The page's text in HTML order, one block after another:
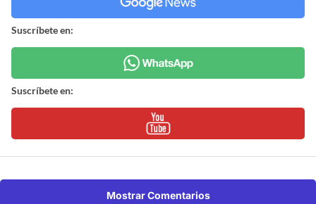
Suscríbete en:
Suscríbete en:
Mostrar Comentarios